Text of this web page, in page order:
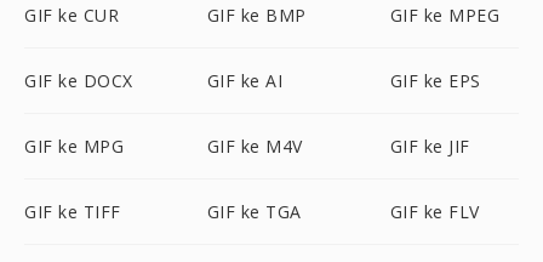
GIF ke CUR GIF ke BMP GIF ke MPEG
GIF ke DOCX GIF ke AI GIF ke EPS
GIF ke MPG GIF ke M4V GIF ke JIF
GIF ke TIFF GIF ke TGA GIF ke FLV